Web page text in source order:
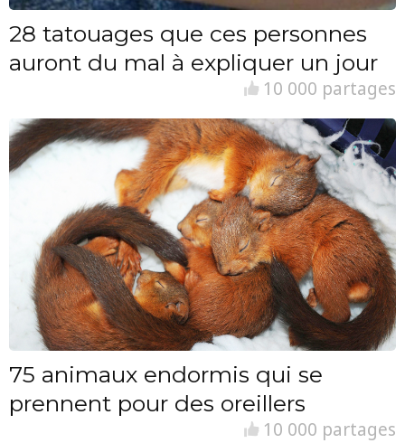
28 tatouages que ces personnes
auront du mal à expliquer un jour
10 000 partages
75 animaux endormis qui se
prennent pour des oreillers
10 000 partages